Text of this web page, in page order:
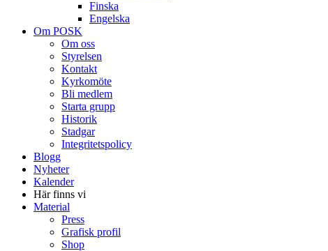
Finska
Engelska
Om POSK
Om oss
Styrelsen
Kontakt
Kyrkomöte
Bli medlem
Starta grupp
Historik
Stadgar
Integritetspolicy
Blogg
Nyheter
Kalender
Här finns vi
Material
Press
Grafisk profil
Shop